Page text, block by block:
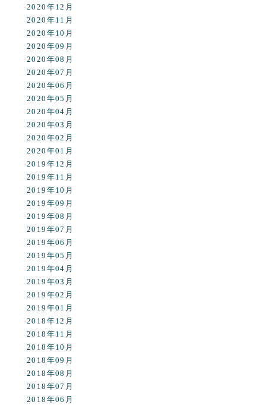
2020年12月
2020年11月
2020年10月
2020年09月
2020年08月
2020年07月
2020年06月
2020年05月
2020年04月
2020年03月
2020年02月
2020年01月
2019年12月
2019年11月
2019年10月
2019年09月
2019年08月
2019年07月
2019年06月
2019年05月
2019年04月
2019年03月
2019年02月
2019年01月
2018年12月
2018年11月
2018年10月
2018年09月
2018年08月
2018年07月
2018年06月